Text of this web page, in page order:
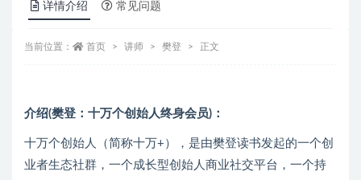
详情介绍 常见问题
当前位置： 首页 讲师 樊登 正文
介绍(樊登：十万个创始人终身会员)：
十万个创始人（简称十万+），是由樊登读书发起的一个创
业者生态社群，一个成长型创始人商业社交平台，一个持